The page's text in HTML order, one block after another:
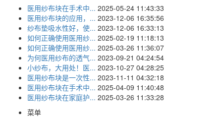
医用纱布块在手术中... 2025-05-24 11:43:33
医用纱布块的应用，... 2023-12-06 16:35:56
纱布垫吸水性好，使... 2023-12-06 16:33:13
如何正确使用医用纱... 2025-02-19 11:18:13
如何正确使用医用纱... 2025-03-26 11:36:07
为何医用纱布的透气... 2023-09-21 04:24:54
小纱布，大用处！医... 2023-10-27 04:28:25
医用纱布块是一次性... 2023-11-11 04:32:18
医用纱布块在手术中... 2025-04-09 11:40:48
医用纱布块在家庭护... 2025-03-26 11:33:28
菜单